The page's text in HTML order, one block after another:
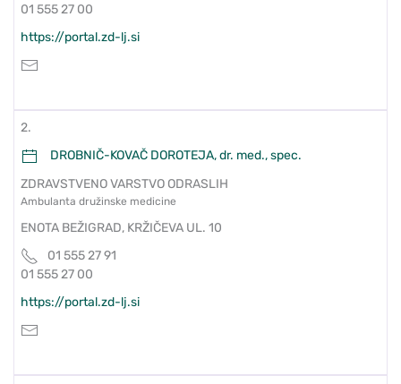
01 555 27 00
https://portal.zd-lj.si
2.
DROBNIČ-KOVAČ DOROTEJA, dr. med., spec.
ZDRAVSTVENO VARSTVO ODRASLIH
Ambulanta družinske medicine
ENOTA BEŽIGRAD, KRŽIČEVA UL. 10
01 555 27 91
01 555 27 00
https://portal.zd-lj.si